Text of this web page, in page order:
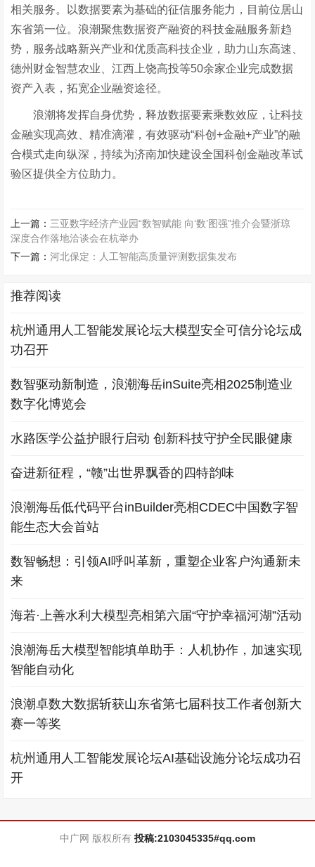
相关服务。以数据要素为基础的征信服务能力，目前位居山
东省第一位。浪潮聚焦数据资产融资的科技金融服务新趋
势，服务战略新兴产业和优质高科技企业，助力山东高速、
德州财金智慧农业、江西上饶高投等50余家企业完成数据
资产入表，拓宽企业融资途径。
浪潮将发挥自身优势，释放数据要素乘数效应，让科技
金融实现高效、精准滴灌，有效驱动“科创+金融+产业”的融
合模式走向纵深，持续为济南加快建设全国科创金融改革试
验区提供全方位助力。
上一篇： 三亚数字经济产业园“数智赋能 向‘数’图强”推介会暨浙琼
深度合作落地洽谈会在杭举办
下一篇：河北保定：人工智能高质量评测数据集发布
推荐阅读
杭州通用人工智能发展论坛大模型安全可信分论坛成
功召开
数智驱动新制造，浪潮海岳inSuite亮相2025制造业
数字化博览会
水路医学公益护眼行启动 创新科技守护全民眼健康
奋进新征程，“赣”出世界飘香的四特韵味
浪潮海岳低代码平台inBuilder亮相CDEC中国数字智
能生态大会首站
数智畅想：引领AI呼叫革新，重塑企业客户沟通新未
来
海若·上善水利大模型亮相第六届“守护幸福河湖”活动
浪潮海岳大模型智能填单助手：人机协作，加速实现
智能自动化
浪潮卓数大数据斩获山东省第七届科技工作者创新大
赛一等奖
杭州通用人工智能发展论坛AI基础设施分论坛成功召
开
中广网 版权所有 投稿:2103045335#qq.com